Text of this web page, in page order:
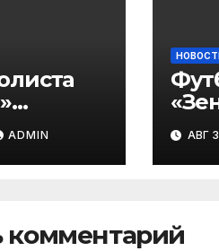
в
тура
ADMIN
«Не
— в
АВГ
комментарий